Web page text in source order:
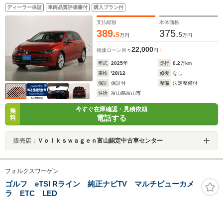
正ナビDiscover(CarPlay対応)/Travel Assist/LEDマトリ
ックスヘッドライト(IQ.LIHGT)/ヘッドアップディスプレ
イ/17インチアルミホイール
ディーラー保証 車両品質評価書付 購入プラン付
支払総額
389.5万円
本体価格
375.5万円
残価ローン 月々22,000円
年式 2025年 走行 0.2万km
車検
'28/12 修復
なし
保証
保証付 整備
法定整備付
住所
富山県富山市
無
料
今すぐ在庫確認・見積依頼
電話する
販売店： Ｖｏｌｋｓｗａｇｅｎ富山認定中古車センター
フォルクスワーゲン
ゴルフ eTSI Rライン 純正ナビTV マルチビューカメ
ラ ETC LED